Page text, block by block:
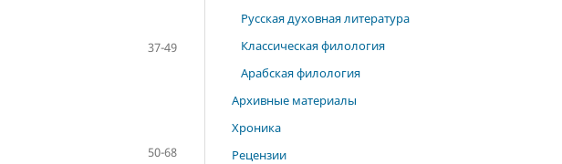
37-49
50-68
Русская духовная литература
Классическая филология
Арабская филология
Архивные материалы
Хроника
Рецензии